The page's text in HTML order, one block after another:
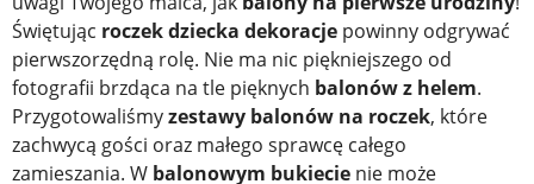
Świętując roczek dziecka dekoracje powinny odgrywać
pierwszorzędną rolę. Nie ma nic piękniejszego od
fotografii brzdąca na tle pięknych balonów z helem.
Przygotowaliśmyzestawy balonów na roczek, które
zachwycą gości oraz małego sprawcę całego
zamieszania. W balonowym bukiecie nie może